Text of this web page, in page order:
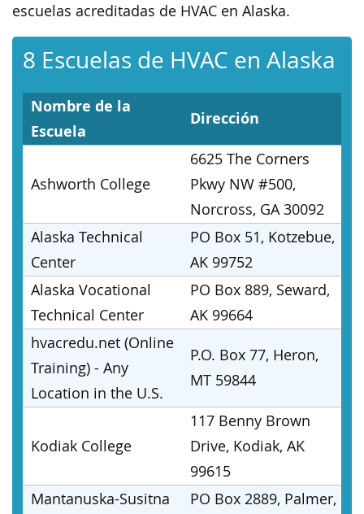
escuelas acreditadas de HVAC en Alaska.
8 Escuelas de HVAC en Alaska
Nombre de la
Escuela
Dirección
Ashworth College
6625 The Corners
Pkwy NW #500,
Norcross, GA 30092
Alaska Technical
Center
PO Box 51, Kotzebue,
AK 99752
Alaska Vocational
Technical Center
PO Box 889, Seward,
AK 99664
hvacredu.net (Online
Training) - Any
Location in the U.S.
P.O. Box 77, Heron,
MT 59844
Kodiak College
117 Benny Brown
Drive, Kodiak, AK
99615
Mantanuska-Susitna
PO Box 2889, Palmer,